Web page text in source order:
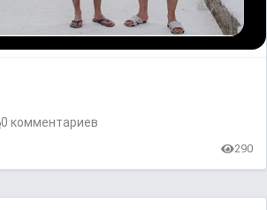
0 комментариев
290